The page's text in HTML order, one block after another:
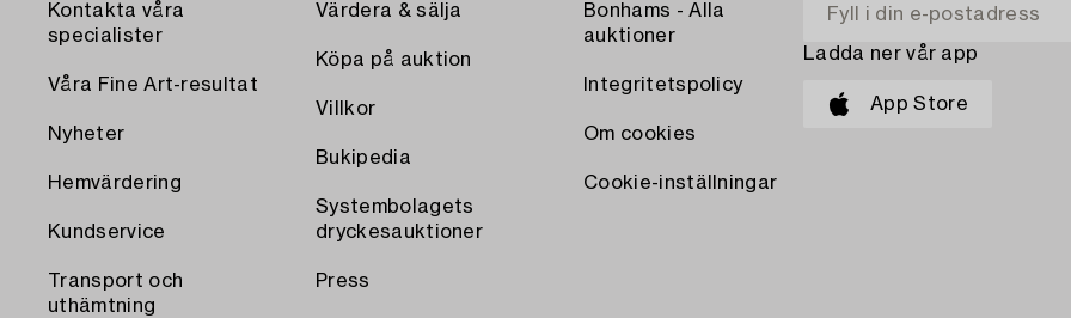
Kontakta våra
specialister
Våra Fine Art-resultat
Nyheter
Hemvärdering
Kundservice
Transport och
uthämtning
Värdera & sälja
Köpa på auktion
Villkor
Bukipedia
Systembolagets
dryckesauktioner
Press
Bonhams - Alla
auktioner
Integritetspolicy
Om cookies
Cookie-inställningar
Ladda ner vår app
App Store